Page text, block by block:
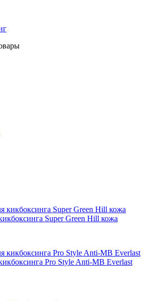
Super Green Hill кожа
Pro Style Anti-MB Everlast